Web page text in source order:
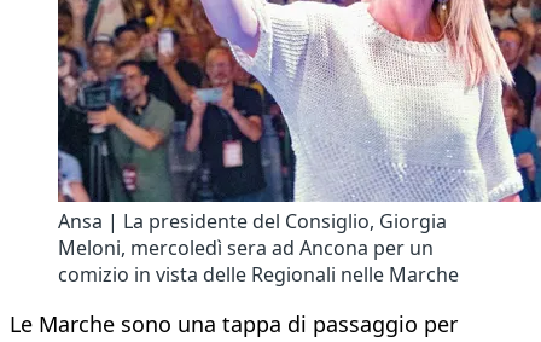
Ansa | La presidente del Consiglio, Giorgia
Meloni, mercoledì sera ad Ancona per un
comizio in vista delle Regionali nelle Marche
Le Marche sono una tappa di passaggio per